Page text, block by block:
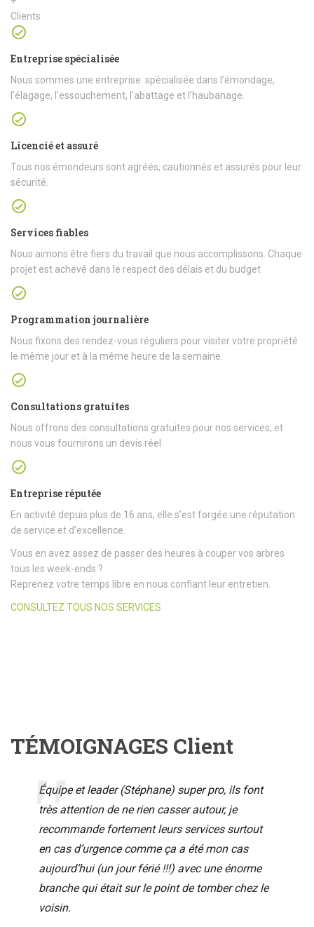
Clients
Entreprise spécialisée
Nous sommes une entreprise spécialisée dans l’émondage,
l’élagage, l’essouchement, l’abattage et l’haubanage.
Licencié et assuré
Tous nos émondeurs sont agréés, cautionnés et assurés pour leur
sécurité.
Services fiables
Nous aimons être fiers du travail que nous accomplissons. Chaque
projet est achevé dans le respect des délais et du budget
Programmation journalière
Nous fixons des rendez-vous réguliers pour visiter votre propriété
le même jour et à la même heure de la semaine.
Consultations gratuites
Nous offrons des consultations gratuites pour nos services, et
nous vous fournirons un devis réel
Entreprise réputée
En activité depuis plus de 16 ans, elle s’est forgée une réputation
de service et d’excellence.
Vous en avez assez de passer des heures à couper vos arbres
tous les week-ends ?
Reprenez votre temps libre en nous confiant leur entretien.
CONSULTEZ TOUS NOS SERVICES
TÉMOIGNAGES Client
Équipe et leader (Stéphane) super pro, ils font
très attention de ne rien casser autour, je
recommande fortement leurs services surtout
en cas d’urgence comme ça a été mon cas
aujourd’hui (un jour férié !!!) avec une énorme
branche qui était sur le point de tomber chez le
voisin.